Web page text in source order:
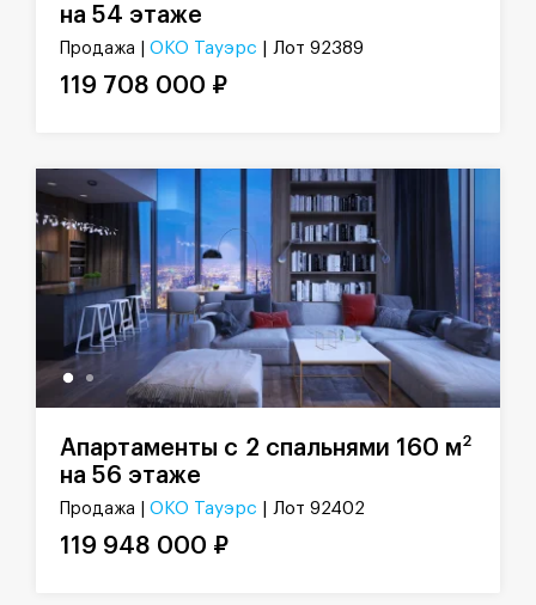
на 54 этаже
Продажа | ОКО Тауэрс | Лот 92389
119 708 000 ₽
Апартаменты с 2 спальнями 160 м2
на 56 этаже
Продажа | ОКО Тауэрс | Лот 92402
119 948 000 ₽